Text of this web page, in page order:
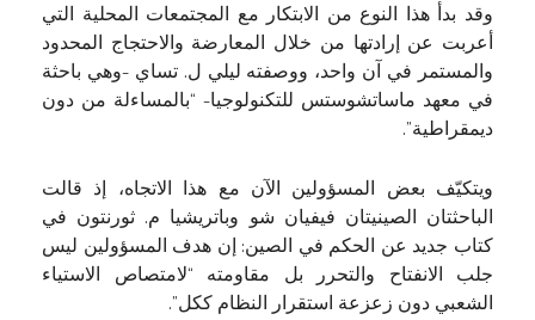
وقد بدأ هذا النوع من الابتكار مع المجتمعات المحلية التي
أعربت عن إرادتها من خلال المعارضة والاحتجاج المحدود
والمستمر في آن واحد، ووصفته ليلي ل. تساي -وهي باحثة
في معهد ماساتشوستس للتكنولوجيا- “بالمساءلة من دون
ديمقراطية”.
ويتكيّف بعض المسؤولين الآن مع هذا الاتجاه، إذ قالت
الباحثتان الصينيتان فيفيان شو وباتريشيا م. ثورنتون في
كتاب جديد عن الحكم في الصين: إن هدف المسؤولين ليس
جلب الانفتاح والتحرر بل مقاومته “لامتصاص الاستياء
الشعبي دون زعزعة استقرار النظام ككل”.